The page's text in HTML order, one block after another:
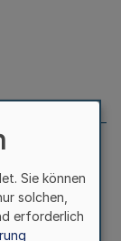
vom
Sie können
solchen,
erforderlich